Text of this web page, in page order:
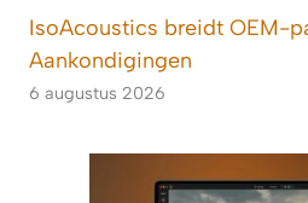
IsoAcoustics breidt OEM-
Aankondigingen
6 augustus 2026